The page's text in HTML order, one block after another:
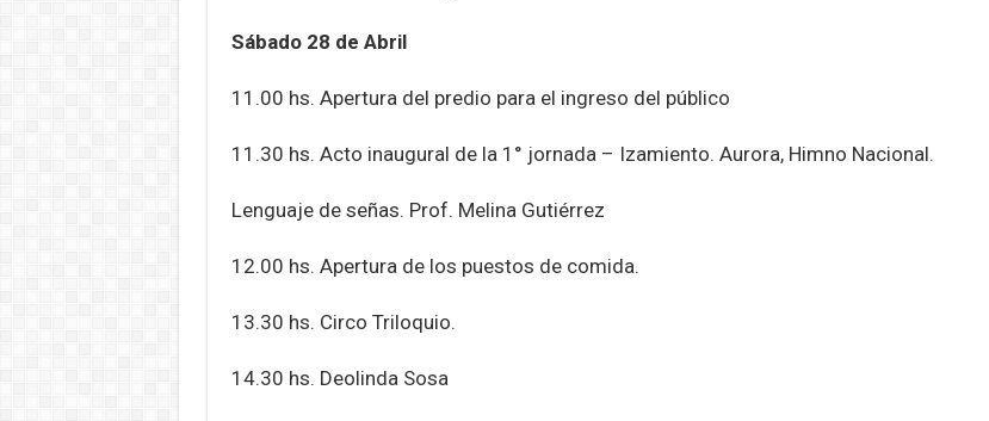
Sábado 28 de Abril
11.00 hs. Apertura del predio para el ingreso del público
11.30 hs. Acto inaugural de la 1° jornada – Izamiento. Aurora, Himno Nacional.
Lenguaje de señas. Prof. Melina Gutiérrez
12.00 hs. Apertura de los puestos de comida.
13.30 hs. Circo Triloquio.
14.30 hs. Deolinda Sosa